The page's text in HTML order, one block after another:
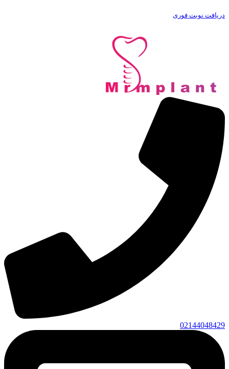
دریافت نوبت فوری
02144048429